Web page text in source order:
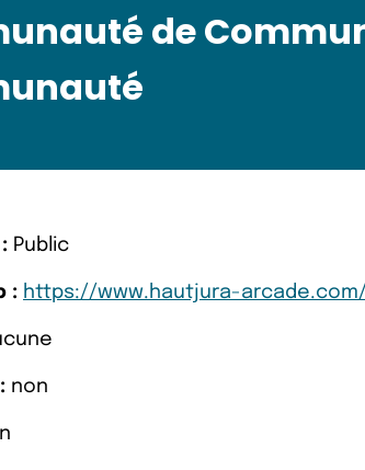
de
Public
: https://www.hautjura-arcade.com/
non